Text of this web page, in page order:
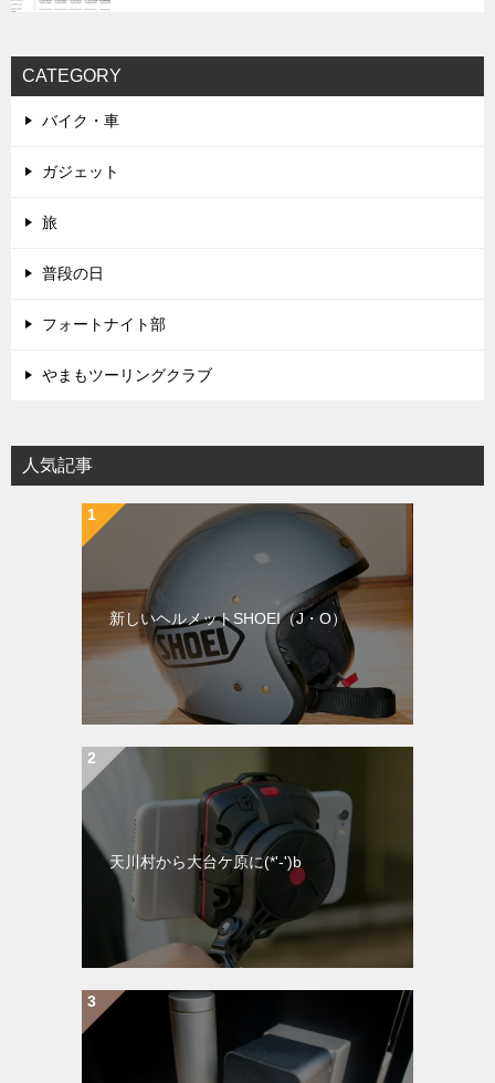
CATEGORY
バイク・車
ガジェット
旅
普段の日
フォートナイト部
やまもツーリングクラブ
人気記事
新しいヘルメットSHOEI（J・O）
天川村から大台ケ原に(*'-')b